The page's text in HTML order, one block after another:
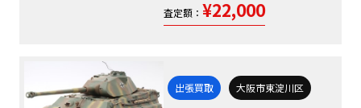
査定額： ¥22,000
出張買取 大阪市東淀川区